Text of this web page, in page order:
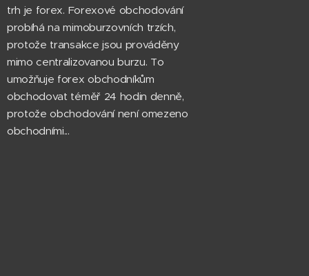
trh je forex. Forexové obchodování
probíhá na mimoburzovních trzích,
protože transakce jsou prováděny
mimo centralizovanou burzu. To
umožňuje forex obchodníkům
obchodovat téměř 24 hodin denně,
protože obchodování není omezeno
obchodními...